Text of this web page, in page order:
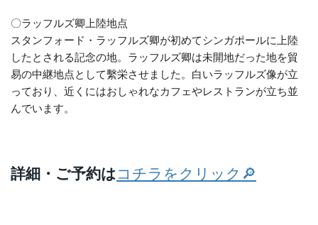
〇ラッフルズ卿上陸地点
スタンフォード・ラッフルズ卿が初めてシンガポールに上陸
したとされる記念の地。ラッフルズ卿は未開地だった地を貿
易の中継地点として繫栄させました。白いラッフルズ像が立
っており、近くにはおしゃれなカフェやレストランが立ち並
んでいます。
詳細・ご予約はコチラをクリック🔎